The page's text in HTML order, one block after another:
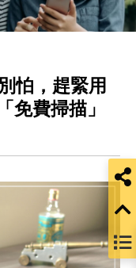
怕，趕緊用
費掃描」